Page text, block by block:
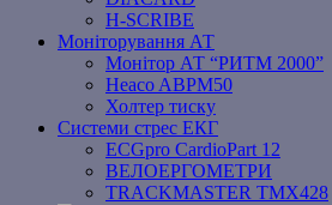
H-SCRIBE
Моніторування АТ
Монітор АТ “РИТМ 2000”
Heaco ABPM50
Холтер тиску
Системи стрес ЕКГ
ECGpro CardioPart 12
ВЕЛОЕРГОМЕТРИ
TRACKMASTER TMX428